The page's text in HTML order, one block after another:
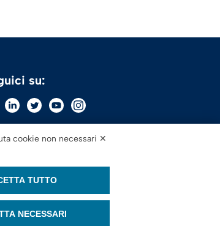
su:
cookie non necessari ✕
TUTTO
NECESSARI